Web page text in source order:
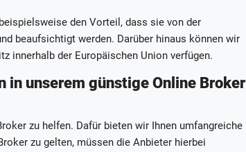
den Vorteil, dass sie von der
beaufsichtigt werden. Darüber hinaus können wir
innerhalb der Europäischen Union verfügen.
in unserem günstige Online Broker
zu helfen. Dafür bieten wir Ihnen umfangreiche
zu gelten, müssen die Anbieter hierbei